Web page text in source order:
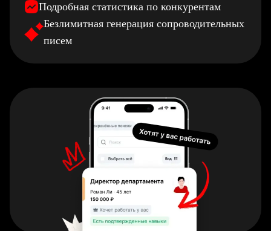
Подробная статистика по конкурентам
Безлимитная генерация сопроводительных
писем